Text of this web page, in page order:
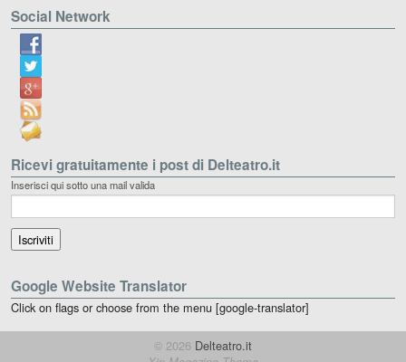
Social Network
Ricevi gratuitamente i post di Delteatro.it
Inserisci qui sotto una mail valida
Google Website Translator
Click on flags or choose from the menu [google-translator]
© 2026 Delteatro.it